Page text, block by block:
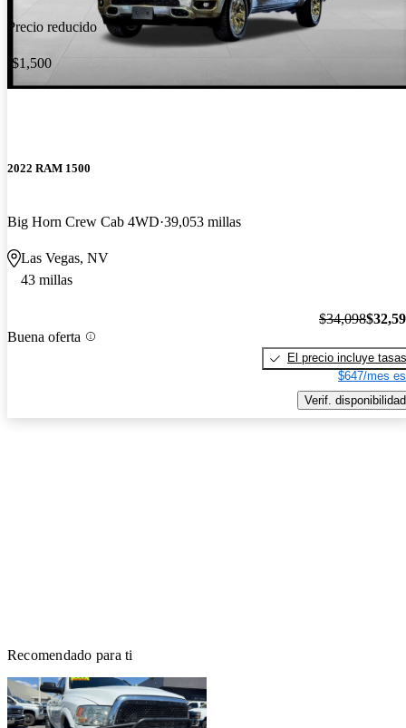
Precio reducido
-$1,500
2022 RAM 1500
Big Horn Crew Cab 4WD 39,053 millas
Las Vegas, NV
43 millas
Buena oferta
$34,098
El precio incluye tasas
$647/mes
Verif. disponibilidad
Recomendado para ti